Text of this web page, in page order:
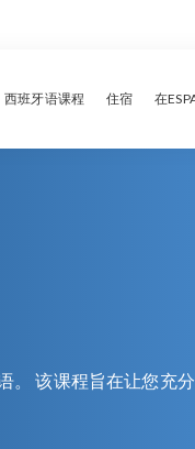
西班牙语课程 住宿 在
该课程旨在让您充